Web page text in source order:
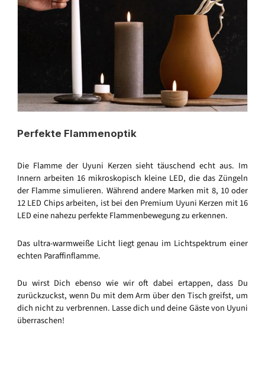
Perfekte Flammenoptik
Die Flamme der Uyuni Kerzen sieht täuschend echt aus. Im
Innern arbeiten 16 mikroskopisch kleine LED, die das Züngeln
der Flamme simulieren. Während andere Marken mit 8, 10 oder
12 LED Chips arbeiten, ist bei den Premium Uyuni Kerzen mit 16
LED eine nahezu perfekte Flammenbewegung zu erkennen.
Das ultra-warmweiße Licht liegt genau im Lichtspektrum einer
echten Paraffinflamme.
Du wirst Dich ebenso wie wir oft dabei ertappen, dass Du
zurückzuckst, wenn Du mit dem Arm über den Tisch greifst, um
dich nicht zu verbrennen. Lasse dich und deine Gäste von Uyuni
überraschen!